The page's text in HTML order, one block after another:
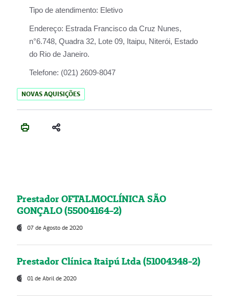
Tipo de atendimento: Eletivo
Endereço: Estrada Francisco da Cruz Nunes,
n°6.748, Quadra 32, Lote 09, Itaipu, Niterói, Estado
do Rio de Janeiro.
Telefone: (021) 2609-8047
NOVAS AQUISIÇÕES
Prestador OFTALMOCLÍNICA SÃO
GONÇALO (55004164-2)
07 de Agosto de 2020
Prestador Clínica Itaipú Ltda (51004348-2)
01 de Abril de 2020